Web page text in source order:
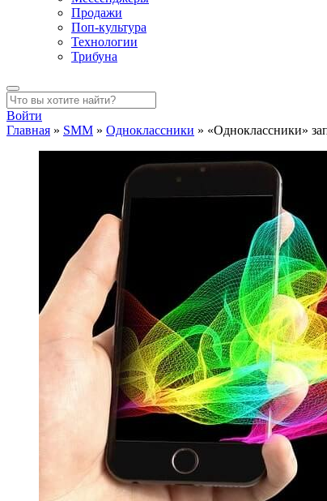
Продажи
Поп-культура
Технологии
Трибуна
Войти
Главная » SMM » Одноклассники » «Одноклассники»